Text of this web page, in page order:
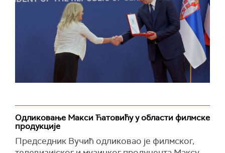
Одликовање Макси Ћатовићу у области филмске
продукције
Председник Вучић одликовао је филмског,